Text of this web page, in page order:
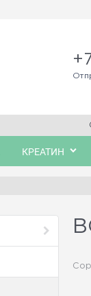
КРЕАТИН